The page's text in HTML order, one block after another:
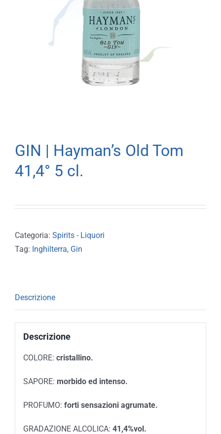
GIN | Hayman’s Old Tom
41,4° 5 cl.
Categoria: Spirits - Liquori
Tag: Inghilterra, Gin
Descrizione
Descrizione
COLORE: cristallino.
SAPORE: morbido ed intenso.
PROFUMO: forti sensazioni agrumate.
GRADAZIONE ALCOLICA: 41,4%vol.